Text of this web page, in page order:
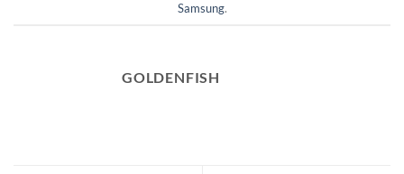
Samsung.
GOLDENFISH